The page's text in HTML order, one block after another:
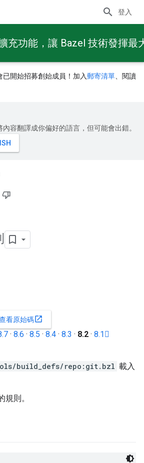
登入
充功能，讓 Bazel 技術發揮最
已開始招募創始成員！加入郵寄清單 、閱讀
容翻譯成你偏好的語言，但可能會出錯。
看原始碼open_in_new
· 8.6 · 8.5 · 8.4 · 8.3 · 8.2 · 8.1
build_defs/repo:git.bzl 載入
規則。